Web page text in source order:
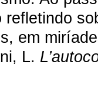
refletindo
em
L.